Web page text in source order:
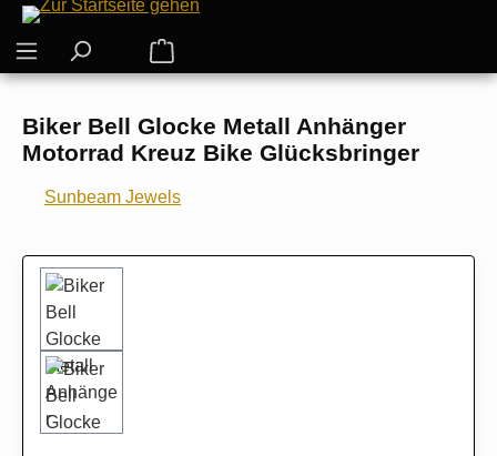
Zum Hauptinhalt springen
Warenkorb enthält 0 Positionen. Der
Biker Bell Glocke Metall Anhänger
Motorrad Kreuz Bike Glücksbringer
Sunbeam Jewels
Bildergalerie überspringen